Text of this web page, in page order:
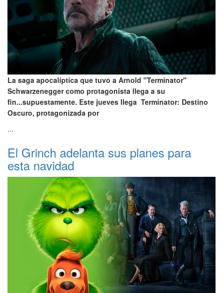
La saga apocalíptica que tuvo a Arnold "Terminator"
Schwarzenegger como protagonista llega a su
fin...supuestamente. Este jueves llega Terminator: Destino
Oscuro, protagonizada por
...
El Grinch adelanta sus planes para
esta navidad